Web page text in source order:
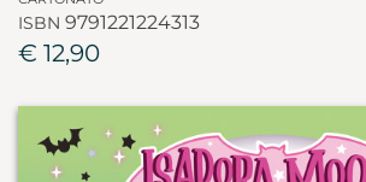
ISBN 9791221224313
€ 12,90